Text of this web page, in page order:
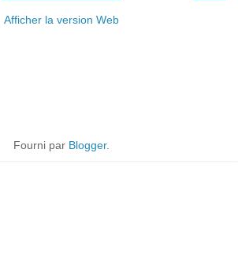
Afficher la version Web
Fourni par Blogger.